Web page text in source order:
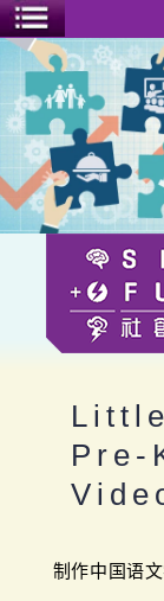
菜单开关
Little Dragon
Pre-
制作中国语